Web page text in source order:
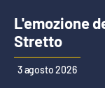
L'emozione
Stretto
3 agosto 2026